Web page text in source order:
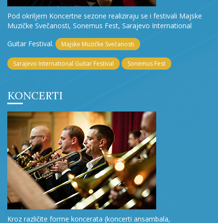
Pod okriljem Koncertne sezone realiziraju se i festivali Majske
Muzičke Svečanosti, Sonemus Fest, Sarajevo International
Guitar Festival.
Majske Muzičke Svečanosti
Sarajevo International Guitar Festival Sonemus Fest
KONCERTI
Kroz različite forme koncerata (koncerti ansambala,